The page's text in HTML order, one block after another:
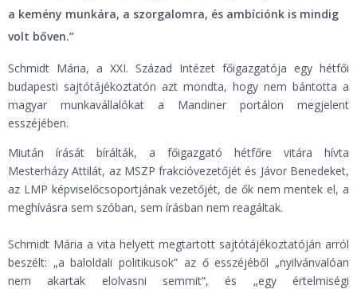
a kemény munkára, a szorgalomra, és ambíciónk is mindig
volt bőven.”
Schmidt Mária, a XXI. Század Intézet főigazgatója egy hétfői
budapesti sajtótájékoztatón azt mondta, hogy nem bántotta a
magyar munkavállalókat a Mandiner portálon megjelent
esszéjében.
Miután írását bírálták, a főigazgató hétfőre vitára hívta
Mesterházy Attilát, az MSZP frakcióvezetőjét és Jávor Benedeket,
az LMP képviselőcsoportjának vezetőjét, de ők nem mentek el, a
meghívásra sem szóban, sem írásban nem reagáltak.
Schmidt Mária a vita helyett megtartott sajtótájékoztatóján arról
beszélt: „a baloldali politikusok” az ő esszéjéből „nyilvánvalóan
nem akartak elolvasni semmit”, és „egy értelmiségi